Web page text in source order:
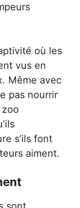
où les
vus en
Même avec
pas nourrir
s’ils font
aiment.